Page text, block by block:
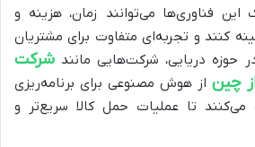
فناوری‌ها می‌توانند زمان، هزینه و
کنند و تجربه‌ای متفاوت برای مشتریان
حوزه دریایی، شرکت‌هایی مانند شرکت
چین از هوش مصنوعی برای برنامه‌ریزی
می‌کنند تا عملیات حمل کالا سریع‌تر و